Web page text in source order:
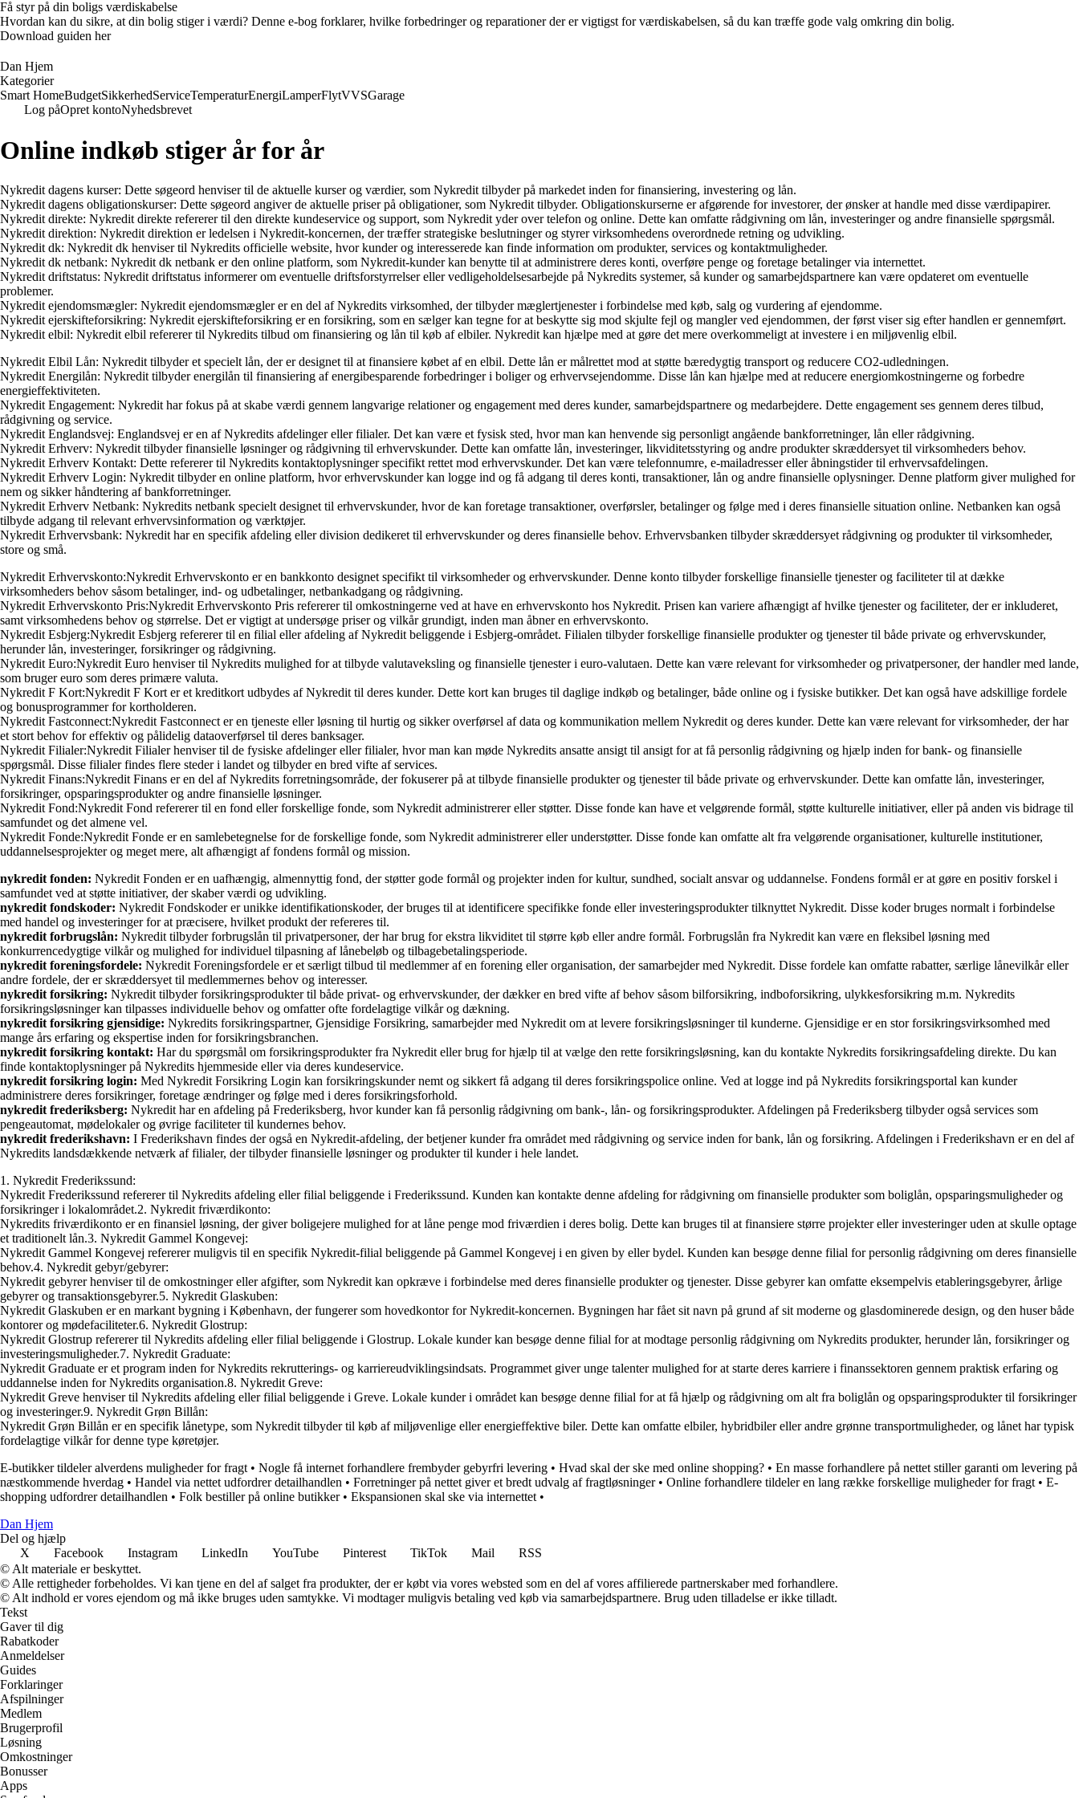
Få styr på din boligs værdiskabelse
Hvordan kan du sikre, at din bolig stiger i værdi? Denne e-bog forklarer, hvilke forbedringer og reparationer der er vigtigst for værdiskabelsen, så du kan træffe gode valg omkring din bolig.
Download guiden her
Dan Hjem
Kategorier
Smart HomeBudgetSikkerhedServiceTemperaturEnergiLamperFlytVVSGarage
Log påOpret kontoNyhedsbrevet
Online indkøb stiger år for år
Nykredit dagens kurser: Dette søgeord henviser til de aktuelle kurser og værdier, som Nykredit tilbyder på markedet inden for finansiering, investering og lån.
Nykredit dagens obligationskurser: Dette søgeord angiver de aktuelle priser på obligationer, som Nykredit tilbyder. Obligationskurserne er afgørende for investorer, der ønsker at handle med disse værdipapirer.
Nykredit direkte: Nykredit direkte refererer til den direkte kundeservice og support, som Nykredit yder over telefon og online. Dette kan omfatte rådgivning om lån, investeringer og andre finansielle spørgsmål.
Nykredit direktion: Nykredit direktion er ledelsen i Nykredit-koncernen, der træffer strategiske beslutninger og styrer virksomhedens overordnede retning og udvikling.
Nykredit dk: Nykredit dk henviser til Nykredits officielle website, hvor kunder og interesserede kan finde information om produkter, services og kontaktmuligheder.
Nykredit dk netbank: Nykredit dk netbank er den online platform, som Nykredit-kunder kan benytte til at administrere deres konti, overføre penge og foretage betalinger via internettet.
Nykredit driftstatus: Nykredit driftstatus informerer om eventuelle driftsforstyrrelser eller vedligeholdelsesarbejde på Nykredits systemer, så kunder og samarbejdspartnere kan være opdateret om eventuelle
problemer.
Nykredit ejendomsmægler: Nykredit ejendomsmægler er en del af Nykredits virksomhed, der tilbyder mæglertjenester i forbindelse med køb, salg og vurdering af ejendomme.
Nykredit ejerskifteforsikring: Nykredit ejerskifteforsikring er en forsikring, som en sælger kan tegne for at beskytte sig mod skjulte fejl og mangler ved ejendommen, der først viser sig efter handlen er gennemført.
Nykredit elbil: Nykredit elbil refererer til Nykredits tilbud om finansiering og lån til køb af elbiler. Nykredit kan hjælpe med at gøre det mere overkommeligt at investere i en miljøvenlig elbil.
Nykredit Elbil Lån: Nykredit tilbyder et specielt lån, der er designet til at finansiere købet af en elbil. Dette lån er målrettet mod at støtte bæredygtig transport og reducere CO2-udledningen.
Nykredit Energilån: Nykredit tilbyder energilån til finansiering af energibesparende forbedringer i boliger og erhvervsejendomme. Disse lån kan hjælpe med at reducere energiomkostningerne og forbedre
energieffektiviteten.
Nykredit Engagement: Nykredit har fokus på at skabe værdi gennem langvarige relationer og engagement med deres kunder, samarbejdspartnere og medarbejdere. Dette engagement ses gennem deres tilbud,
rådgivning og service.
Nykredit Englandsvej: Englandsvej er en af Nykredits afdelinger eller filialer. Det kan være et fysisk sted, hvor man kan henvende sig personligt angående bankforretninger, lån eller rådgivning.
Nykredit Erhverv: Nykredit tilbyder finansielle løsninger og rådgivning til erhvervskunder. Dette kan omfatte lån, investeringer, likviditetsstyring og andre produkter skræddersyet til virksomheders behov.
Nykredit Erhverv Kontakt: Dette refererer til Nykredits kontaktoplysninger specifikt rettet mod erhvervskunder. Det kan være telefonnumre, e-mailadresser eller åbningstider til erhvervsafdelingen.
Nykredit Erhverv Login: Nykredit tilbyder en online platform, hvor erhvervskunder kan logge ind og få adgang til deres konti, transaktioner, lån og andre finansielle oplysninger. Denne platform giver mulighed for
nem og sikker håndtering af bankforretninger.
Nykredit Erhverv Netbank: Nykredits netbank specielt designet til erhvervskunder, hvor de kan foretage transaktioner, overførsler, betalinger og følge med i deres finansielle situation online. Netbanken kan også
tilbyde adgang til relevant erhvervsinformation og værktøjer.
Nykredit Erhvervsbank: Nykredit har en specifik afdeling eller division dedikeret til erhvervskunder og deres finansielle behov. Erhvervsbanken tilbyder skræddersyet rådgivning og produkter til virksomheder,
store og små.
Nykredit Erhvervskonto:Nykredit Erhvervskonto er en bankkonto designet specifikt til virksomheder og erhvervskunder. Denne konto tilbyder forskellige finansielle tjenester og faciliteter til at dække
virksomheders behov såsom betalinger, ind- og udbetalinger, netbankadgang og rådgivning.
Nykredit Erhvervskonto Pris:Nykredit Erhvervskonto Pris refererer til omkostningerne ved at have en erhvervskonto hos Nykredit. Prisen kan variere afhængigt af hvilke tjenester og faciliteter, der er inkluderet,
samt virksomhedens behov og størrelse. Det er vigtigt at undersøge priser og vilkår grundigt, inden man åbner en erhvervskonto.
Nykredit Esbjerg:Nykredit Esbjerg refererer til en filial eller afdeling af Nykredit beliggende i Esbjerg-området. Filialen tilbyder forskellige finansielle produkter og tjenester til både private og erhvervskunder,
herunder lån, investeringer, forsikringer og rådgivning.
Nykredit Euro:Nykredit Euro henviser til Nykredits mulighed for at tilbyde valutaveksling og finansielle tjenester i euro-valutaen. Dette kan være relevant for virksomheder og privatpersoner, der handler med lande,
som bruger euro som deres primære valuta.
Nykredit F Kort:Nykredit F Kort er et kreditkort udbydes af Nykredit til deres kunder. Dette kort kan bruges til daglige indkøb og betalinger, både online og i fysiske butikker. Det kan også have adskillige fordele
og bonusprogrammer for kortholderen.
Nykredit Fastconnect:Nykredit Fastconnect er en tjeneste eller løsning til hurtig og sikker overførsel af data og kommunikation mellem Nykredit og deres kunder. Dette kan være relevant for virksomheder, der har
et stort behov for effektiv og pålidelig dataoverførsel til deres banksager.
Nykredit Filialer:Nykredit Filialer henviser til de fysiske afdelinger eller filialer, hvor man kan møde Nykredits ansatte ansigt til ansigt for at få personlig rådgivning og hjælp inden for bank- og finansielle
spørgsmål. Disse filialer findes flere steder i landet og tilbyder en bred vifte af services.
Nykredit Finans:Nykredit Finans er en del af Nykredits forretningsområde, der fokuserer på at tilbyde finansielle produkter og tjenester til både private og erhvervskunder. Dette kan omfatte lån, investeringer,
forsikringer, opsparingsprodukter og andre finansielle løsninger.
Nykredit Fond:Nykredit Fond refererer til en fond eller forskellige fonde, som Nykredit administrerer eller støtter. Disse fonde kan have et velgørende formål, støtte kulturelle initiativer, eller på anden vis bidrage til
samfundet og det almene vel.
Nykredit Fonde:Nykredit Fonde er en samlebetegnelse for de forskellige fonde, som Nykredit administrerer eller understøtter. Disse fonde kan omfatte alt fra velgørende organisationer, kulturelle institutioner,
uddannelsesprojekter og meget mere, alt afhængigt af fondens formål og mission.
nykredit fonden: Nykredit Fonden er en uafhængig, almennyttig fond, der støtter gode formål og projekter inden for kultur, sundhed, socialt ansvar og uddannelse. Fondens formål er at gøre en positiv forskel i
samfundet ved at støtte initiativer, der skaber værdi og udvikling.
nykredit fondskoder: Nykredit Fondskoder er unikke identifikationskoder, der bruges til at identificere specifikke fonde eller investeringsprodukter tilknyttet Nykredit. Disse koder bruges normalt i forbindelse
med handel og investeringer for at præcisere, hvilket produkt der refereres til.
nykredit forbrugslån: Nykredit tilbyder forbrugslån til privatpersoner, der har brug for ekstra likviditet til større køb eller andre formål. Forbrugslån fra Nykredit kan være en fleksibel løsning med
konkurrencedygtige vilkår og mulighed for individuel tilpasning af lånebeløb og tilbagebetalingsperiode.
nykredit foreningsfordele: Nykredit Foreningsfordele er et særligt tilbud til medlemmer af en forening eller organisation, der samarbejder med Nykredit. Disse fordele kan omfatte rabatter, særlige lånevilkår eller
andre fordele, der er skræddersyet til medlemmernes behov og interesser.
nykredit forsikring: Nykredit tilbyder forsikringsprodukter til både privat- og erhvervskunder, der dækker en bred vifte af behov såsom bilforsikring, indboforsikring, ulykkesforsikring m.m. Nykredits
forsikringsløsninger kan tilpasses individuelle behov og omfatter ofte fordelagtige vilkår og dækning.
nykredit forsikring gjensidige: Nykredits forsikringspartner, Gjensidige Forsikring, samarbejder med Nykredit om at levere forsikringsløsninger til kunderne. Gjensidige er en stor forsikringsvirksomhed med
mange års erfaring og ekspertise inden for forsikringsbranchen.
nykredit forsikring kontakt: Har du spørgsmål om forsikringsprodukter fra Nykredit eller brug for hjælp til at vælge den rette forsikringsløsning, kan du kontakte Nykredits forsikringsafdeling direkte. Du kan
finde kontaktoplysninger på Nykredits hjemmeside eller via deres kundeservice.
nykredit forsikring login: Med Nykredit Forsikring Login kan forsikringskunder nemt og sikkert få adgang til deres forsikringspolice online. Ved at logge ind på Nykredits forsikringsportal kan kunder
administrere deres forsikringer, foretage ændringer og følge med i deres forsikringsforhold.
nykredit frederiksberg: Nykredit har en afdeling på Frederiksberg, hvor kunder kan få personlig rådgivning om bank-, lån- og forsikringsprodukter. Afdelingen på Frederiksberg tilbyder også services som
pengeautomat, mødelokaler og øvrige faciliteter til kundernes behov.
nykredit frederikshavn: I Frederikshavn findes der også en Nykredit-afdeling, der betjener kunder fra området med rådgivning og service inden for bank, lån og forsikring. Afdelingen i Frederikshavn er en del af
Nykredits landsdækkende netværk af filialer, der tilbyder finansielle løsninger og produkter til kunder i hele landet.
1. Nykredit Frederikssund:
Nykredit Frederikssund refererer til Nykredits afdeling eller filial beliggende i Frederikssund. Kunden kan kontakte denne afdeling for rådgivning om finansielle produkter som boliglån, opsparingsmuligheder og
forsikringer i lokalområdet.2. Nykredit friværdikonto:
Nykredits friværdikonto er en finansiel løsning, der giver boligejere mulighed for at låne penge mod friværdien i deres bolig. Dette kan bruges til at finansiere større projekter eller investeringer uden at skulle optage
et traditionelt lån.3. Nykredit Gammel Kongevej:
Nykredit Gammel Kongevej refererer muligvis til en specifik Nykredit-filial beliggende på Gammel Kongevej i en given by eller bydel. Kunden kan besøge denne filial for personlig rådgivning om deres finansielle
behov.4. Nykredit gebyr/gebyrer:
Nykredit gebyrer henviser til de omkostninger eller afgifter, som Nykredit kan opkræve i forbindelse med deres finansielle produkter og tjenester. Disse gebyrer kan omfatte eksempelvis etableringsgebyrer, årlige
gebyrer og transaktionsgebyrer.5. Nykredit Glaskuben:
Nykredit Glaskuben er en markant bygning i København, der fungerer som hovedkontor for Nykredit-koncernen. Bygningen har fået sit navn på grund af sit moderne og glasdominerede design, og den huser både
kontorer og mødefaciliteter.6. Nykredit Glostrup:
Nykredit Glostrup refererer til Nykredits afdeling eller filial beliggende i Glostrup. Lokale kunder kan besøge denne filial for at modtage personlig rådgivning om Nykredits produkter, herunder lån, forsikringer og
investeringsmuligheder.7. Nykredit Graduate:
Nykredit Graduate er et program inden for Nykredits rekrutterings- og karriereudviklingsindsats. Programmet giver unge talenter mulighed for at starte deres karriere i finanssektoren gennem praktisk erfaring og
uddannelse inden for Nykredits organisation.8. Nykredit Greve:
Nykredit Greve henviser til Nykredits afdeling eller filial beliggende i Greve. Lokale kunder i området kan besøge denne filial for at få hjælp og rådgivning om alt fra boliglån og opsparingsprodukter til forsikringer
og investeringer.9. Nykredit Grøn Billån:
Nykredit Grøn Billån er en specifik lånetype, som Nykredit tilbyder til køb af miljøvenlige eller energieffektive biler. Dette kan omfatte elbiler, hybridbiler eller andre grønne transportmuligheder, og lånet har typisk
fordelagtige vilkår for denne type køretøjer.
E-butikker tildeler alverdens muligheder for fragt • Nogle få internet forhandlere frembyder gebyrfri levering • Hvad skal der ske med online shopping? • En masse forhandlere på nettet stiller garanti om levering på
næstkommende hverdag • Handel via nettet udfordrer detailhandlen • Forretninger på nettet giver et bredt udvalg af fragtløsninger• Online forhandlere tildeler en lang række forskellige muligheder for fragt • E-
shopping udfordrer detailhandlen • Folk bestiller på online butikker• Ekspansionen skal ske via internettet •
Dan Hjem
Del og hjælp
X
Facebook Instagram LinkedIn YouTube Pinterest TikTok Mail
RSS
© Alt materiale er beskyttet.
© Alle rettigheder forbeholdes. Vi kan tjene en del af salget fra produkter, der er købt via vores websted som en del af vores affilierede partnerskaber med forhandlere.
© Alt indhold er vores ejendom og må ikke bruges uden samtykke. Vi modtager muligvis betaling ved køb via samarbejdspartnere. Brug uden tilladelse er ikke tilladt.
Tekst
Gaver til dig
Rabatkoder
Anmeldelser
Guides
Forklaringer
Afspilninger
Medlem
Brugerprofil
Løsning
Omkostninger
Bonusser
Apps